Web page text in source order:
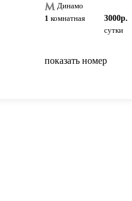
Динамо
1 комнатная
3000р.
сутки
показать номер